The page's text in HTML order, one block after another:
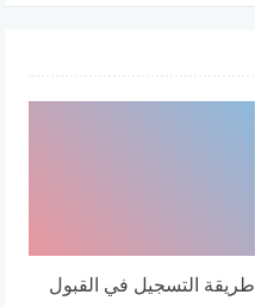
طريقة التسجيل في القبول